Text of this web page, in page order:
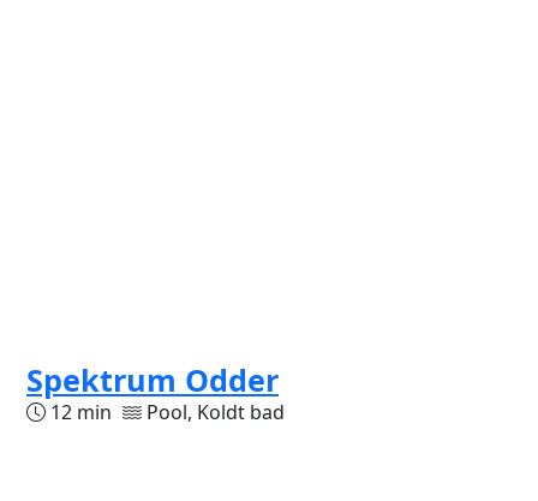
Spektrum Odder
12 min Pool, Koldt bad